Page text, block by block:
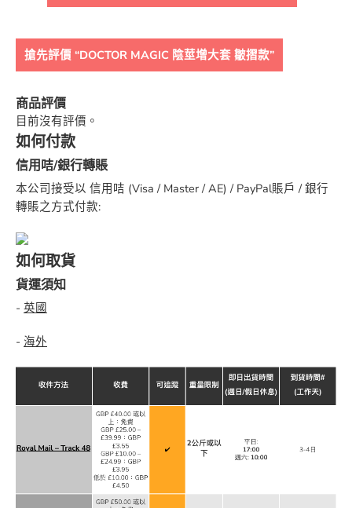
搶先評價 “DOCTOR MAGIC 陰莖增大套 皺摺款”
商品評價
目前沒有評價。
如何付款
信用咭/銀行轉賬
本公司接受以 信用咭 (Visa / Master / AE) / PayPal賬戶 / 銀行
轉賬之方式付款:
如何取貨
貨運須知
- 英國
- 海外